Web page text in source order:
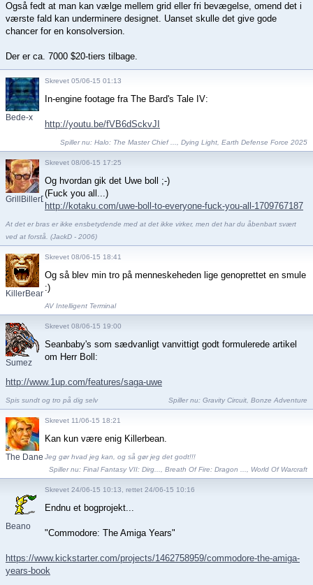
Også fedt at man kan vælge mellem grid eller fri bevægelse, omend det i
værste fald kan underminere designet. Uanset skulle det give gode
chancer for en konsolversion.
Der er ca. 7000 $20-tiers tilbage.
Bede-x
Skrevet 05/06-15 01:13
In-engine footage fra The Bard's Tale IV:
http://youtu.be/fVB6dSckvJI
Spiller nu: Halo: The Master Chief ... Dying Light Earth Defense Force 2025
GrillBillerDK
Skrevet 08/06-15 17:25
Og hvordan gik det Uwe boll ;-)
(Fuck you all...)
http://kotaku.com/uwe-boll-to-everyone-fuck-you-all-1709767187
At det er bras er ikke ensbetydende med at det ikke virker, men det har du åbenbart svært
ved at forstå. (JackD - 2006)
KillerBean2
Skrevet 08/06-15 18:41
Og så blev min tro på menneskeheden lige genoprettet en smule
:)
AV Intelligent Terminal
Sumez
Skrevet 08/06-15 19:00
Seanbaby's som sædvanligt vanvittigt godt formulerede artikel
om Herr Boll:
http://www.1up.com/features/saga-uwe
Spis sundt og tro på dig selv Spiller nu: Gravity Circuit Bonze Adventure
The Dane
Skrevet 11/06-15 18:21
Kan kun være enig Killerbean.
Jeg gør hvad jeg kan, og så gør jeg det godt!!!
Spiller nu: Final Fantasy VII: Dirg... Breath Of Fire: Dragon ... World Of Warcraft
Beano
Skrevet 24/06-15 10:13, rettet 24/06-15 10:16
Endnu et bogprojekt...
"Commodore: The Amiga Years"
https://www.kickstarter.com/projects/1462758959/commodore-the-amiga-
years-book